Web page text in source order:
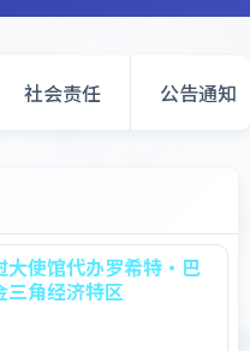
社会责任 公告通知
大使馆代办罗希特·巴
三角经济特区